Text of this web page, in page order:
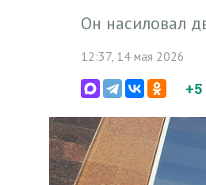
Он насиловал
12:37, 14 мая 2026
+5